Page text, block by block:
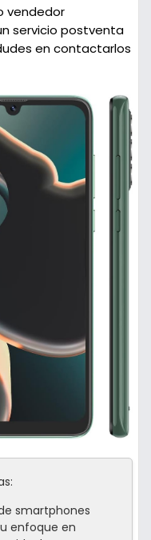
vendedor
servicio postventa
en contactarlos
smartphones
enfoque en